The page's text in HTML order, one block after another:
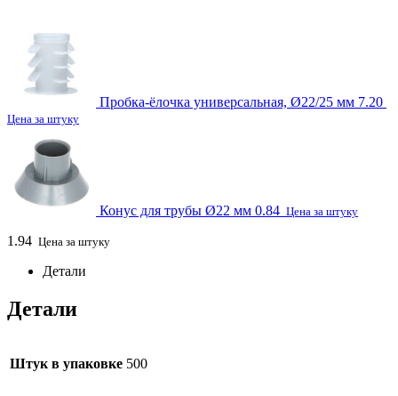
Пробка-ёлочка универсальная, Ø22/25 мм 7.20
Цена за штуку
Конус для трубы Ø22 мм 0.84 Цена за штуку
1.94 Цена за штуку
Детали
Детали
Штук в упаковке 500